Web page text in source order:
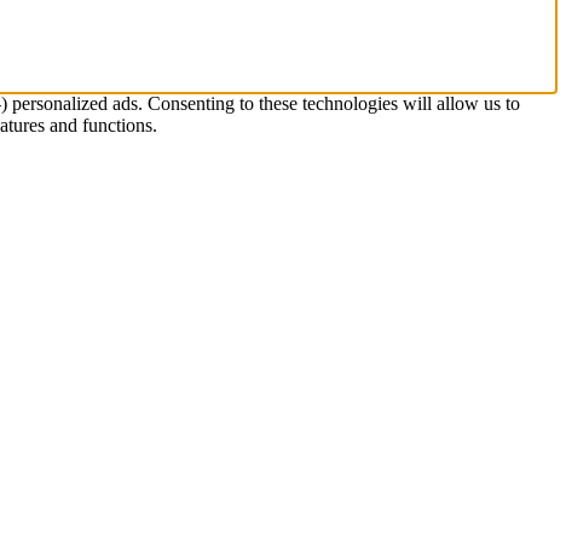
ads. Consenting to these technologies will allow us to
and functions.